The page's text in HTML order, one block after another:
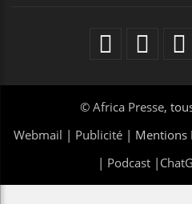
© Africa Presse,
Webmail | Publicité | Mentions
| Podcast|